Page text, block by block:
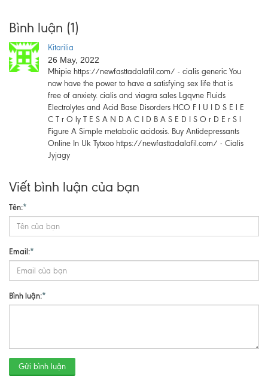
Bình luận (1)
Kitarilia
26 May, 2022
Mhipie https://newfasttadalafil.com/ - cialis generic You
now have the power to have a satisfying sex life that is
free of anxiety. cialis and viagra sales Lgqvne Fluids
Electrolytes and Acid Base Disorders HCO F l U I D S E l E
C T r O ly T E S A N D A C I D B A S E D I S O r D E r S l
Figure A Simple metabolic acidosis. Buy Antidepressants
Online In Uk Tytxoo https://newfasttadalafil.com/ - Cialis
Jyjagy
Viết bình luận của bạn
Tên:*
Email:*
Bình luận:*
Gửi bình luận